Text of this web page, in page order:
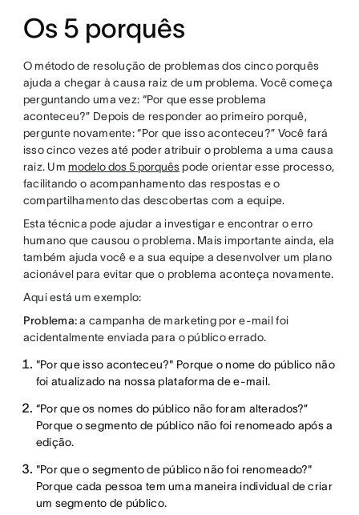
Os 5 porquês
O método de resolução de problemas dos cinco porquês
ajuda a chegar à causa raiz de um problema. Você começa
perguntando uma vez: “Por que esse problema
aconteceu?” Depois de responder ao primeiro porquê,
pergunte novamente: “Por que isso aconteceu?” Você fará
isso cinco vezes até poder atribuir o problema a uma causa
raiz. Um modelo dos 5 porquês pode orientar esse processo,
facilitando o acompanhamento das respostas e o
compartilhamento das descobertas com a equipe.
Esta técnica pode ajudar a investigar e encontrar o erro
humano que causou o problema. Mais importante ainda, ela
também ajuda você e a sua equipe a desenvolver um plano
acionável para evitar que o problema aconteça novamente.
Aqui está um exemplo:
Problema:a campanha de marketing por e-mail foi
acidentalmente enviada para o público errado.
"Por que isso aconteceu?" Porque o nome do público não
foi atualizado na nossa plataforma de e-mail.
“Por que os nomes do público não foram alterados?”
Porque o segmento de público não foi renomeado após a
edição.
"Por que o segmento de público não foi renomeado?"
Porque cada pessoa tem uma maneira individual de criar
um segmento de público.